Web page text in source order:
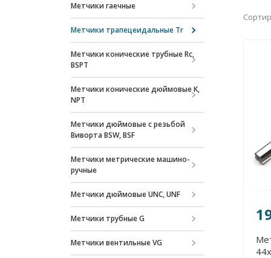
Метчики гаечные
Метчики трапецеидальные Tr
Метчики конические трубные Rc,
BSPT
Метчики конические дюймовые K,
NPT
Метчики дюймовые с резьбой
Виворта BSW, BSF
Метчики метрические машино-
ручные
Метчики дюймовые UNC, UNF
Метчики трубные G
Метчики вентильные VG